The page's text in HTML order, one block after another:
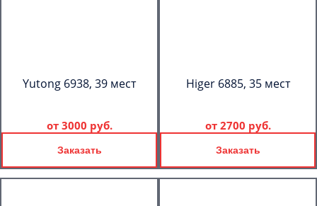
Yutong 6938, 39 мест
от 3000 руб.
Заказать
Higer 6885, 35 мест
от 2700 руб.
Заказать